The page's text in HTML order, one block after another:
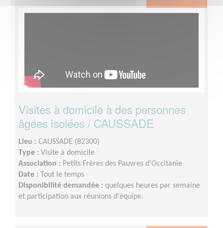
Visites à domicile à des personnes
âgées isolées / CAUSSADE
Lieu : CAUSSADE (82300)
Type : Visite à domicile
Association : Petits Frères des Pauvres d'Occitanie
Date : Tout le temps
Disponibilité demandée : quelques heures par semaine
et participation aux réunions d'équipe.